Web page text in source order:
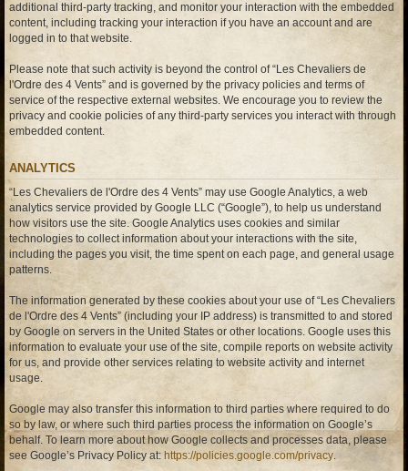
additional third-party tracking, and monitor your interaction with the embedded
content, including tracking your interaction if you have an account and are
logged in to that website.
Please note that such activity is beyond the control of “Les Chevaliers de
l'Ordre des 4 Vents” and is governed by the privacy policies and terms of
service of the respective external websites. We encourage you to review the
privacy and cookie policies of any third-party services you interact with through
embedded content.
ANALYTICS
“Les Chevaliers de l'Ordre des 4 Vents” may use Google Analytics, a web
analytics service provided by Google LLC (“Google”), to help us understand
how visitors use the site. Google Analytics uses cookies and similar
technologies to collect information about your interactions with the site,
including the pages you visit, the time spent on each page, and general usage
patterns.
The information generated by these cookies about your use of “Les Chevaliers
de l'Ordre des 4 Vents” (including your IP address) is transmitted to and stored
by Google on servers in the United States or other locations. Google uses this
information to evaluate your use of the site, compile reports on website activity
for us, and provide other services relating to website activity and internet
usage.
Google may also transfer this information to third parties where required to do
so by law, or where such third parties process the information on Google’s
behalf. To learn more about how Google collects and processes data, please
see Google’s Privacy Policy at: https://policies.google.com/privacy.